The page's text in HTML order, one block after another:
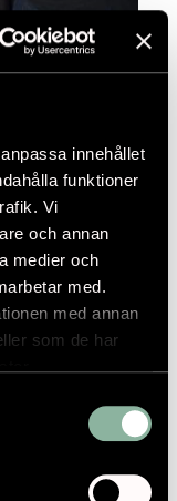
innehållet
funktioner
Vi
och annan
medier och
med.
med annan
som de har
familj av många
handlar om.